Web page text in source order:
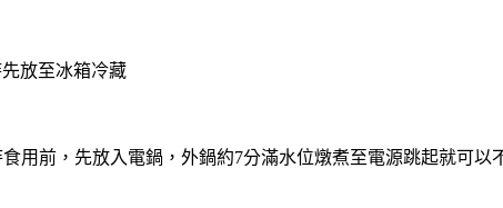
放至冰箱冷藏
食用前，先放入電鍋，外鍋約7分滿水位燉煮至電源跳起就可以